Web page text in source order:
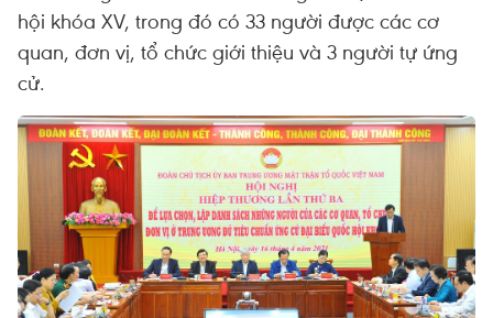
hội khóa XV, trong đó có 33 người được các cơ
quan, đơn vị, tổ chức giới thiệu và 3 người tự ứng
cử.